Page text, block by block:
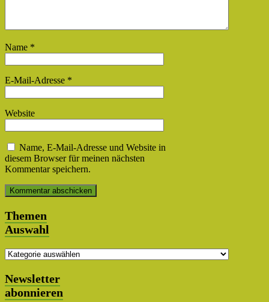
Name *
E-Mail-Adresse *
Website
Name, E-Mail-Adresse und Website in
diesem Browser für meinen nächsten
Kommentar speichern.
Themen
Auswahl
Themen
Newsletter
abonnieren